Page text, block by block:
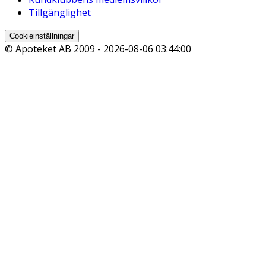
Tillgänglighet
Cookieinställningar
© Apoteket AB 2009 - 2026-08-06 03:44:00